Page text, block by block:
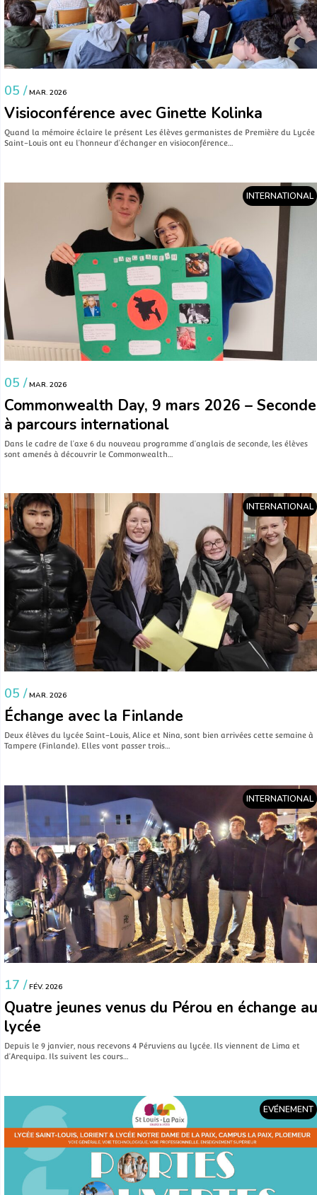
05 / MAR. 2026
Visioconférence avec Ginette Kolinka
Quand la mémoire éclaire le présent Les élèves germanistes de Première du Lycée
Saint-Louis ont eu l’honneur d’échanger en visioconférence…
INTERNATIONAL
05 / MAR. 2026
Commonwealth Day, 9 mars 2026 – Seconde
à parcours international
Dans le cadre de l’axe 6 du nouveau programme d’anglais de seconde, les élèves
sont amenés à découvrir le Commonwealth…
INTERNATIONAL
05 / MAR. 2026
Échange avec la Finlande
Deux élèves du lycée Saint-Louis, Alice et Nina, sont bien arrivées cette semaine à
Tampere (Finlande). Elles vont passer trois…
INTERNATIONAL
17 / FÉV. 2026
Quatre jeunes venus du Pérou en échange au
lycée
Depuis le 9 janvier, nous recevons 4 Péruviens au lycée. Ils viennent de Lima et
d’Arequipa. Ils suivent les cours…
EVÉNEMENT